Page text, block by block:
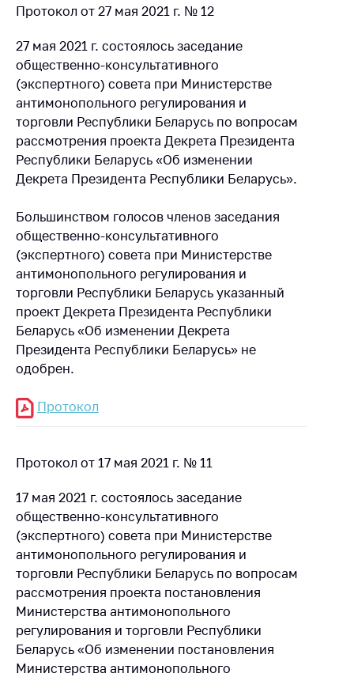
Протокол от 27 мая 2021 г. № 12
27 мая 2021 г. состоялось заседание
общественно-консультативного
(экспертного) совета при Министерстве
антимонопольного регулирования и
торговли Республики Беларусь по вопросам
рассмотрения проекта Декрета Президента
Республики Беларусь «Об изменении
Декрета Президента Республики Беларусь».
Большинством голосов членов заседания
общественно-консультативного
(экспертного) совета при Министерстве
антимонопольного регулирования и
торговли Республики Беларусь указанный
проект Декрета Президента Республики
Беларусь «Об изменении Декрета
Президента Республики Беларусь» не
одобрен.
Протокол
Протокол от 17 мая 2021 г. № 11
17 мая 2021 г. состоялось заседание
общественно-консультативного
(экспертного) совета при Министерстве
антимонопольного регулирования и
торговли Республики Беларусь по вопросам
рассмотрения проекта постановления
Министерства антимонопольного
регулирования и торговли Республики
Беларусь «Об изменении постановления
Министерства антимонопольного